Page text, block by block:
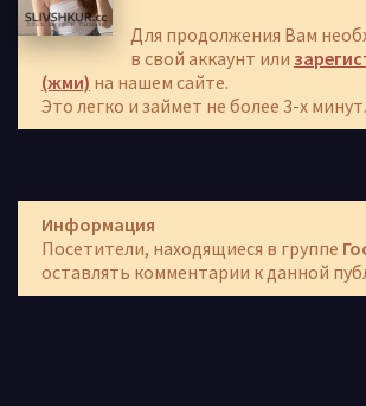
Для продолжения Вам
в свой аккаунт или
(жми) на нашем сайте.
Это легко и займет не более 3-х минут.
Информация
Посетители, находящиеся в группе
оставлять комментарии к данной